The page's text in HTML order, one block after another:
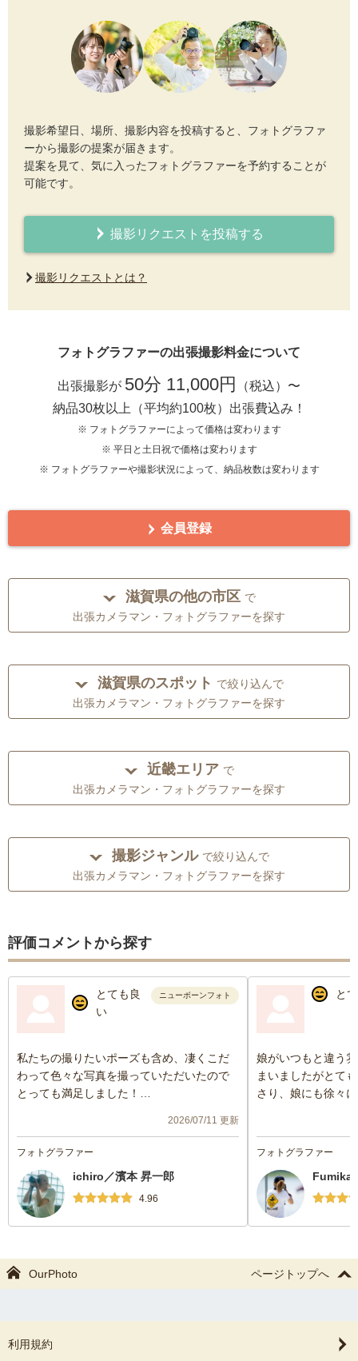
撮影希望日、場所、撮影内容を投稿すると、フォトグラファ
ーから撮影の提案が届きます。
提案を見て、気に入ったフォトグラファーを予約することが
可能です。
撮影リクエストを投稿する
撮影リクエストとは？
フォトグラファーの出張撮影料金について
出張撮影が 50分 11,000円
（税込）〜
納品30枚以上（平均約100枚）出張費込み！
※ フォトグラファーによって価格は変わります
※ 平日と土日祝で価格は変わります
※ フォトグラファーや撮影状況によって、納品枚数は変わります
会員登録
滋賀県の他の市区 で
出張カメラマン・フォトグラファーを探す
滋賀県のスポット で絞り込んで
出張カメラマン・フォトグラファーを探す
近畿エリア で
出張カメラマン・フォトグラファーを探す
撮影ジャンル で絞り込んで
出張カメラマン・フォトグラファーを探す
評価コメントから探す
とても良
い
ニューボーンフォト
私たちの撮りたいポーズも含め、凄くこだ
わって色々な写真を撮っていただいたので
とっても満足しました！
2026/07/11 更新
フォトグラファー
ichiro／濱本 昇一郎
4.96
と
娘がいつもと違う
まいましたがとて
さり、娘にも徐々
フォトグラファー
OurPhoto ページトップへ
利用規約